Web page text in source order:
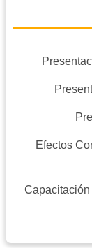
Efectos
Capacitación